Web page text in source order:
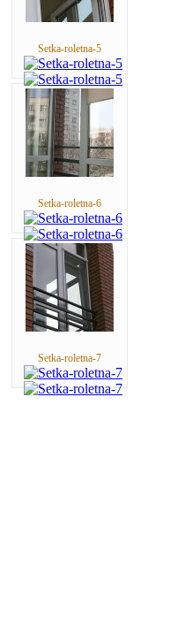
Setka-roletna-5
Setka-roletna-6
Setka-roletna-7